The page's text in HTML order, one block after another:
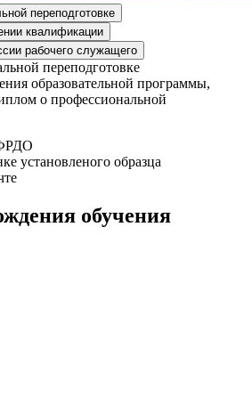
переподготовке
квалификации
рабочего служащего
переподготовке
образовательной программы,
о профессиональной
установленого образца
обучения